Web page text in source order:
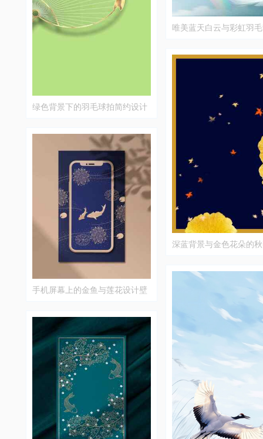
绿色背景下的羽毛球拍简约设计
手机屏幕上的金鱼与莲花设计壁
唯美蓝天白云与彩虹羽
深蓝背景与金色花朵的